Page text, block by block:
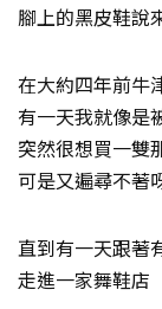
腳上的黑皮鞋說
在大約四年前牛
有一天我就像是
突然很想買一雙
可是又遍尋不著
直到有一天跟著
走進一家舞鞋店